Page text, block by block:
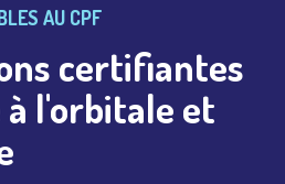
AU CPF
certifiantes
à l'orbitale et